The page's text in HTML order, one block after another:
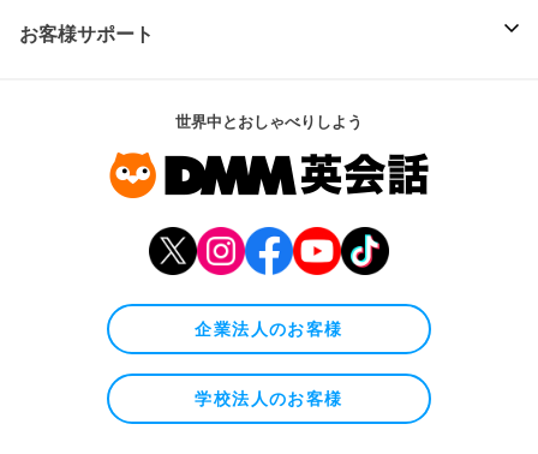
お客様サポート
世界中とおしゃべりしよう
企業法人のお客様
学校法人のお客様